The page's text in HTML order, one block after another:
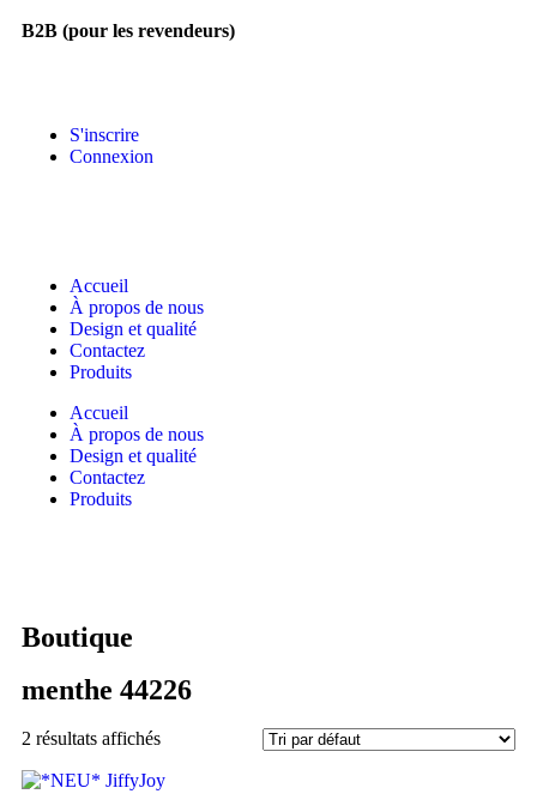
B2B (pour les revendeurs)
S'inscrire
Connexion
Accueil
À propos de nous
Design et qualité
Contactez
Produits
Accueil
À propos de nous
Design et qualité
Contactez
Produits
Boutique
menthe 44226
2 résultats affichés